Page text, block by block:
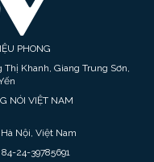
PHONG
Khanh, Giang Trung Sơn,
NÓI VIỆT NAM
Nội, Việt Nam
24-39785691